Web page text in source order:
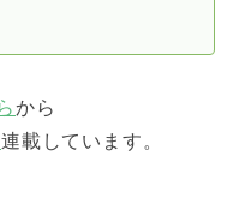
から
連載しています。